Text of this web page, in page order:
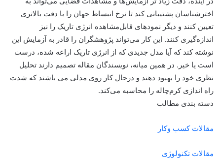
اخترشناسان پشتیبانی کند تا نرخ انبساط جهان را با دقت بالاتری
تعیین کنند و دیگر نمودهای قابل‌مشاهده انرژی تاریک را نیز
اندازه‌گیری کنند. این کار می‌تواند پژوهشگران را قادر به آزمایش این
نوشته کند که آیا مدل جدیدی که از انرژی تاریک اراعه شده، درست
است یا خیر. در همین میانه، نویسندگان مقاله تصمیم دارند تحلیل
نظری خود را بهبود دهند و درحال کار روی مدلی می باشند که شدت
راه اندازی کرم‌چاله را محاسبه می‌کند.
دسته بندی مطالب
مقالات کسب وکار
مقالات تکنولوژی